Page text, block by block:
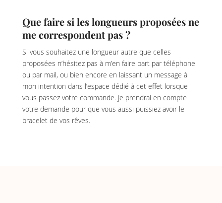
Que faire si les longueurs proposées ne
me correspondent pas ?
Si vous souhaitez une longueur autre que celles
proposées n’hésitez pas à m’en faire part par téléphone
ou par mail, ou bien encore en laissant un message à
mon intention dans l’espace dédié à cet effet lorsque
vous passez votre commande. Je prendrai en compte
votre demande pour que vous aussi puissiez avoir le
bracelet de vos rêves.